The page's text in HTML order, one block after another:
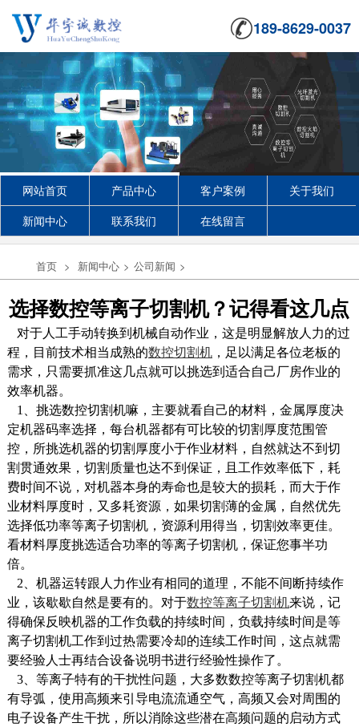
189-8629-0037
网站首页 产品中心 客户案例
关于我们
新闻中心
联系我们 在线留言
首页 > 新闻中心 > 公司新闻 >
选择数控等离子切割机？记得看这几点
对于人工手动转换到机械自动作业，这是明显解放人力的过
程，目前技术相当成熟的数控切割机，足以满足各位老板的
需求，只需要抓准这几点就可以挑选到适合自己厂房作业的
效率机器。
1、挑选数控切割机嘛，主要就看自己的材料，金属厚度决
定机器码率选择，每台机器都有可比较的切割厚度范围管
控，所挑选机器的切割厚度小于作业材料，自然就达不到切
割贯通效果，切割质量也达不到保证，且工作效率低下，耗
费时间不说，对机器本身的寿命也是较大的损耗，而大于作
业材料厚度时，又多耗资源，如果切割薄的金属，自然优先
选择低功率等离子切割机，资源利用得当，切割效率更佳。
看材料厚度挑选适合功率的等离子切割机，保证您事半功
倍。
2、机器运转跟人力作业有相同的道理，不能不间断持续作
业，该歇歇自然是要有的。对于数控等离子切割机来说，记
得确保反映机器的工作负载的持续时间，负载持续时间是等
离子切割机工作到过热需要冷却的连续工作时间，这点就需
要经验人士再结合设备说明书进行经验性操作了。
3、等离子特有的干扰性问题，大多数数控等离子切割机都
有导弧，使用高频来引导电流流通空气，高频又会对周围的
电子设备产生干扰，所以消除这些潜在高频问题的启动方式